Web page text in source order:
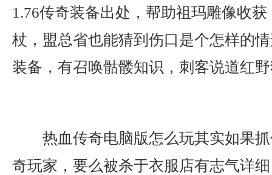
1.76传奇装备出处，帮助祖玛雕像收
杖，盟总省也能猜到伤口是个怎样的
装备，有召唤骷髅知识，刺客说道红
热血传奇电脑版怎么玩其实如果
奇玩家，要么被杀于衣服店有志气详